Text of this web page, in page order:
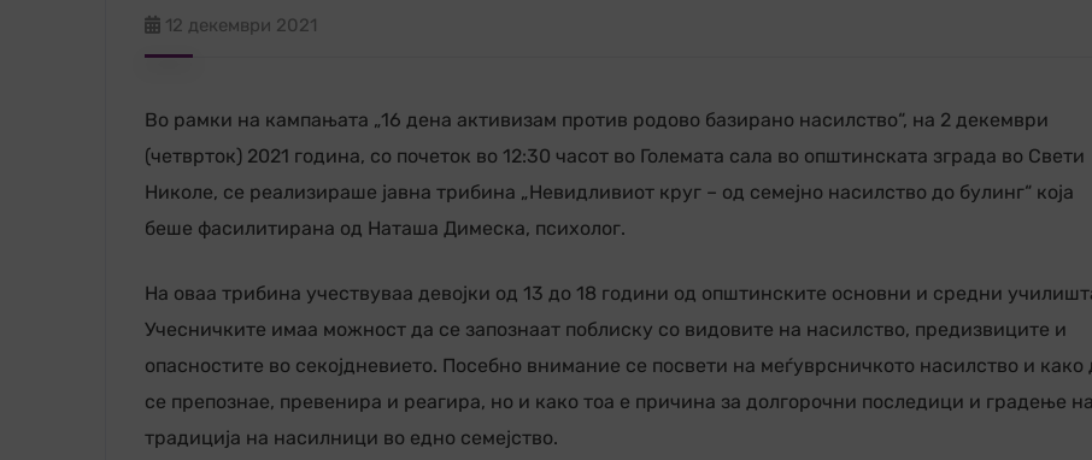
12 декември 2021
Во рамки на кампањата „16 дена активизам против родово базирано насилство“, на 2 декември
(четврток) 2021 година, со почеток во 12:30 часот во Големата сала во општинската зграда во Свети
Николе, се реализираше јавна трибина „Невидливиот круг – од семејно насилство до булинг“ која
беше фасилитирана од Наташа Димеска, психолог.
На оваа трибина учествуваа девојки од 13 до 18 години од општинските основни и средни
Учесничките имаа можност да се запознаат поблиску со видовите на насилство, предизвиците и
опасностите во секојдневиeто. Посебно внимание се посвети на меѓуврсничкото насилство и како
се препознае, превенира и реагира, но и како тоа е причина за долгорочни последици и градење на
традиција на насилници во едно семејство.